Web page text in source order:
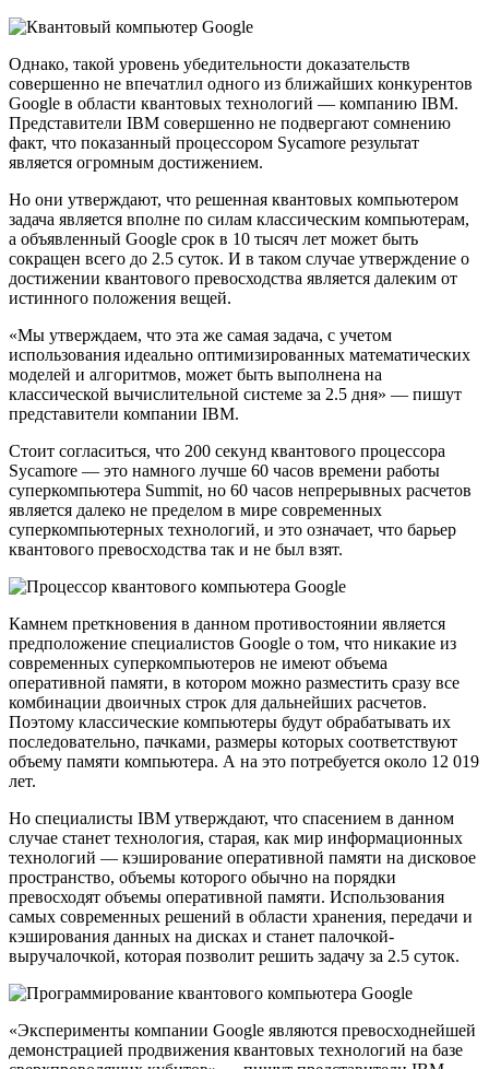
Однако, такой уровень убедительности доказательств
совершенно не впечатлил одного из ближайших конкурентов
Google в области квантовых технологий — компанию IBM.
Представители IBM совершенно не подвергают сомнению
факт, что показанный процессором Sycamore результат
является огромным достижением.
Но они утверждают, что решенная квантовых компьютером
задача является вполне по силам классическим компьютерам,
а объявленный Google срок в 10 тысяч лет может быть
сокращен всего до 2.5 суток. И в таком случае утверждение о
достижении квантового превосходства является далеким от
истинного положения вещей.
«Мы утверждаем, что эта же самая задача, с учетом
использования идеально оптимизированных математических
моделей и алгоритмов, может быть выполнена на
классической вычислительной системе за 2.5 дня» — пишут
представители компании IBM.
Стоит согласиться, что 200 секунд квантового процессора
Sycamore — это намного лучше 60 часов времени работы
суперкомпьютера Summit, но 60 часов непрерывных расчетов
является далеко не пределом в мире современных
суперкомпьютерных технологий, и это означает, что барьер
квантового превосходства так и не был взят.
Камнем преткновения в данном противостоянии является
предположение специалистов Google о том, что никакие из
современных суперкомпьютеров не имеют объема
оперативной памяти, в котором можно разместить сразу все
комбинации двоичных строк для дальнейших расчетов.
Поэтому классические компьютеры будут обрабатывать их
последовательно, пачками, размеры которых соответствуют
объему памяти компьютера. А на это потребуется около 12 019
лет.
Но специалисты IBM утверждают, что спасением в данном
случае станет технология, старая, как мир информационных
технологий — кэширование оперативной памяти на дисковое
пространство, объемы которого обычно на порядки
превосходят объемы оперативной памяти. Использования
самых современных решений в области хранения, передачи и
кэширования данных на дисках и станет палочкой-
выручалочкой, которая позволит решить задачу за 2.5 суток.
«Эксперименты компании Google являются превосходнейшей
демонстрацией продвижения квантовых технологий на базе